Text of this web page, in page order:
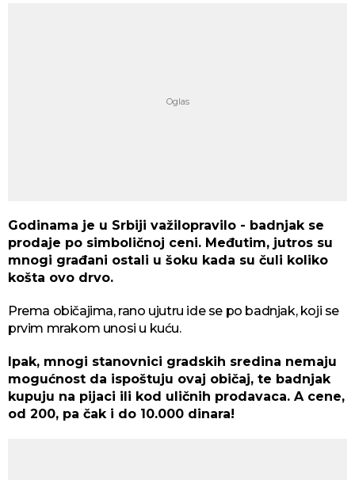
Godinama je u Srbiji važilopravilo - badnjak se
prodaje po simboličnoj ceni. Međutim, jutros su
mnogi građani ostali u šoku kada su čuli koliko
košta ovo drvo.
Prema običajima, rano ujutru ide se po badnjak, koji se
prvim mrakom unosi u kuću.
Ipak, mnogi stanovnici gradskih sredina nemaju
mogućnost da ispoštuju ovaj običaj, te badnjak
kupuju na pijaci ili kod uličnih prodavaca. A cene,
od 200, pa čak i do 10.000 dinara!